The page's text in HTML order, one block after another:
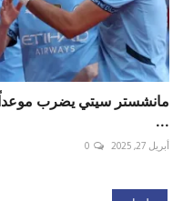
مانشستر سيتي يضرب
...
أبريل 27, 2025 0